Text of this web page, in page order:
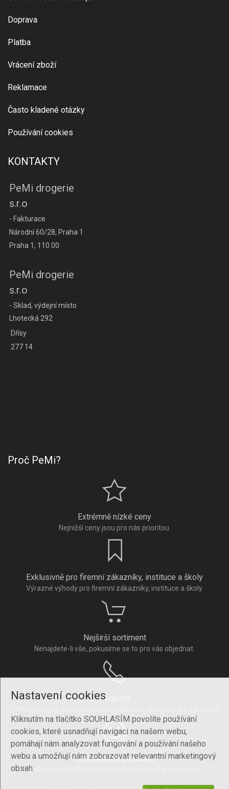
Nastavení cookies
Kliknutím na tlačítko SOUHLASÍM povolíte používání
cookies, které usnadňují navigaci na našem webu,
pomáhají nám analyzovat fungování a používání našeho
webu a umožňují nám zobrazovat relevantní marketingový
obsah.
Doprava
Platba
Vrácení zboží
Reklamace
Často kladené otázky
Používání cookies
KONTAKTY
PeMi drogerie
s.r.o
- Fakturace
Národní 60/28, Praha 1
Praha 1, 110 00
PeMi drogerie
s.r.o
- Sklad, výdejní místo
Lhotecká 292
Dřísy
277 14
Proč PeMi?
Extrémně nízké ceny
Nejnižší ceny jsou pro nás prioritou.
Exklusivně pro firemní zákazníky, instituce a školy
Výrazné výhody pro firemní zákazníky, instituce a školy.
Nejširší sortiment
Nenajdete-li vše, pokusíme se to pro vás objednat.
Podpora
Spokojenost zaručena
Naše hodnocení na recenzních serverech jsou vysoká.